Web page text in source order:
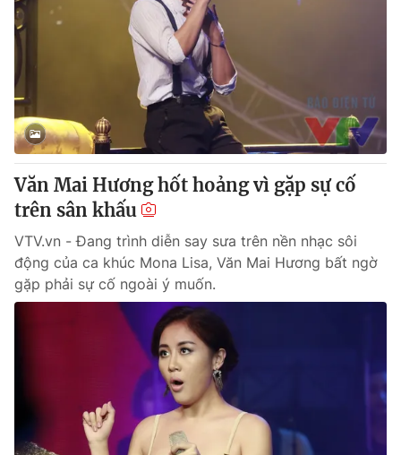
Văn Mai Hương hốt hoảng vì gặp sự cố
trên sân khấu
VTV.vn - Đang trình diễn say sưa trên nền nhạc sôi
động của ca khúc Mona Lisa, Văn Mai Hương bất ngờ
gặp phải sự cố ngoài ý muốn.